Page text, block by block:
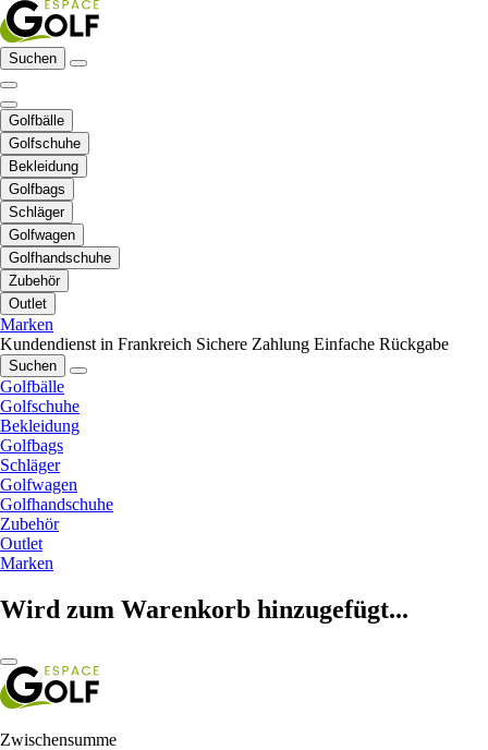
Suchen
Golfbälle
Golfschuhe
Bekleidung
Golfbags
Schläger
Golfwagen
Golfhandschuhe
Zubehör
Outlet
Marken
Kundendienst in Frankreich Sichere Zahlung Einfache Rückgabe
Suchen
Golfbälle
Golfschuhe
Bekleidung
Golfbags
Schläger
Golfwagen
Golfhandschuhe
Zubehör
Outlet
Marken
Wird zum Warenkorb hinzugefügt...
Zwischensumme